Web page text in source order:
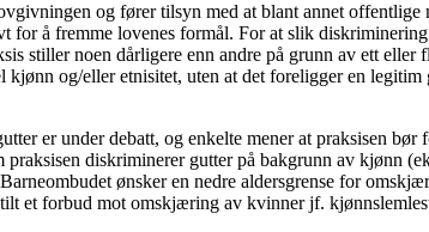
og fører tilsyn med at blant annet offentlige
for å fremme lovenes formål. For at slik
stiller noen dårligere enn andre på grunn av ett eller
kjønn og/eller etnisitet, uten at det foreligger en legitim
er under debatt, og enkelte mener at praksisen bør
praksisen diskriminerer gutter på bakgrunn av kjønn
ønsker en nedre aldersgrense for
et forbud mot omskjæring av kvinner jf.